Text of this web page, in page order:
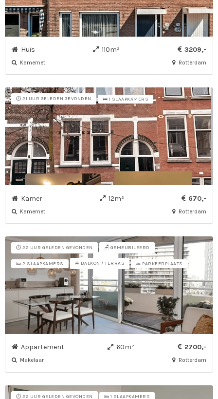
Huis 110m² 3209,-
Kamernet Rotterdam
⏱️ 21 UUR GELEDEN GEVONDEN 🛌 1 SLAAPKAMERS
Kamer 12m² 670,-
Kamernet Rotterdam
⏱️ 22 UUR GELEDEN GEVONDEN 🪑 GEMEUBILEERD
🛌 2 SLAAPKAMERS ☀️ BALKON / TERRAS 🚗 PARKEERPLAATS
Appartement 60m² 2700,-
Makelaar Rotterdam
⏱️ 22 UUR GELEDEN GEVONDEN 🛌 1 SLAAPKAMERS